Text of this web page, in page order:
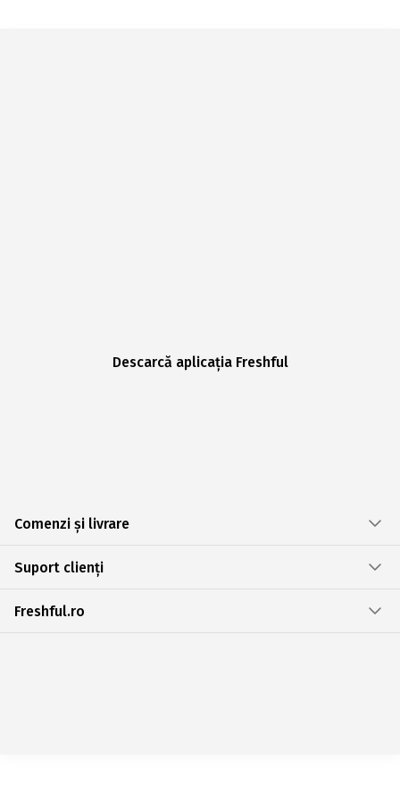
Descarcă aplicația Freshful
Comenzi și livrare
Suport clienți
Freshful.ro